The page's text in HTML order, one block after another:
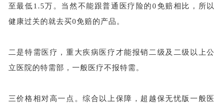
至最低1.5万。当然不能跟普通医疗险的0免赔相比，所以
健康过关的就去买0免赔的产品。
二是特需医疗，重大疾病医疗才能报销二级及二级以上公
立医院的特需部，一般医疗不报特需。
三价格相对高一点。综合以上保障，超越保无忧版一般医